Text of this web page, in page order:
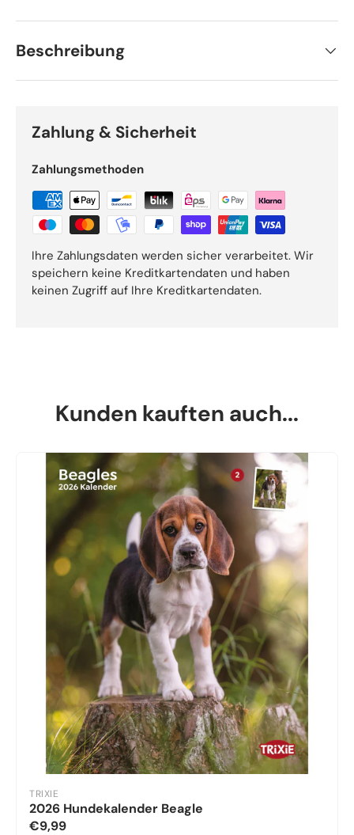
Beschreibung
Zahlung & Sicherheit
Zahlungsmethoden
Ihre Zahlungsdaten werden sicher verarbeitet. Wir
speichern keine Kreditkartendaten und haben
keinen Zugriff auf Ihre Kreditkartendaten.
Kunden kauften auch...
TRIXIE
2026 Hundekalender Beagle
€9,99